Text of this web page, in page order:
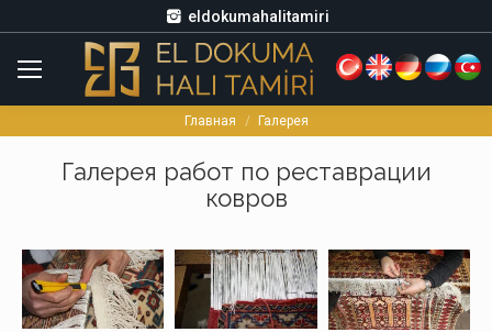
eldokumahalitamiri
Вы здесь:
Главная Галерея
Галерея работ по реставрации
ковров